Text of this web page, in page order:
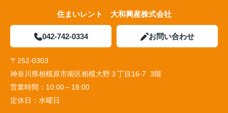
住まいレント 大和興産株式会社
042-742-0334 お問い合わせ
〒252-0303
神奈川県相模原市南区相模大野３丁目16-7 3階
営業時間： 10:00～18:00
定休日： 水曜日